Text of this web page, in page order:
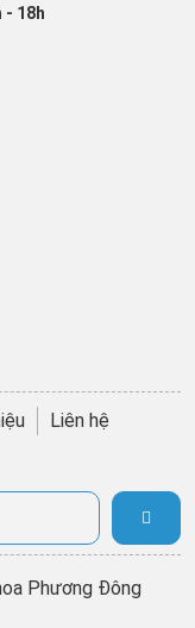
- 18h
Liên hệ
Phương Đông